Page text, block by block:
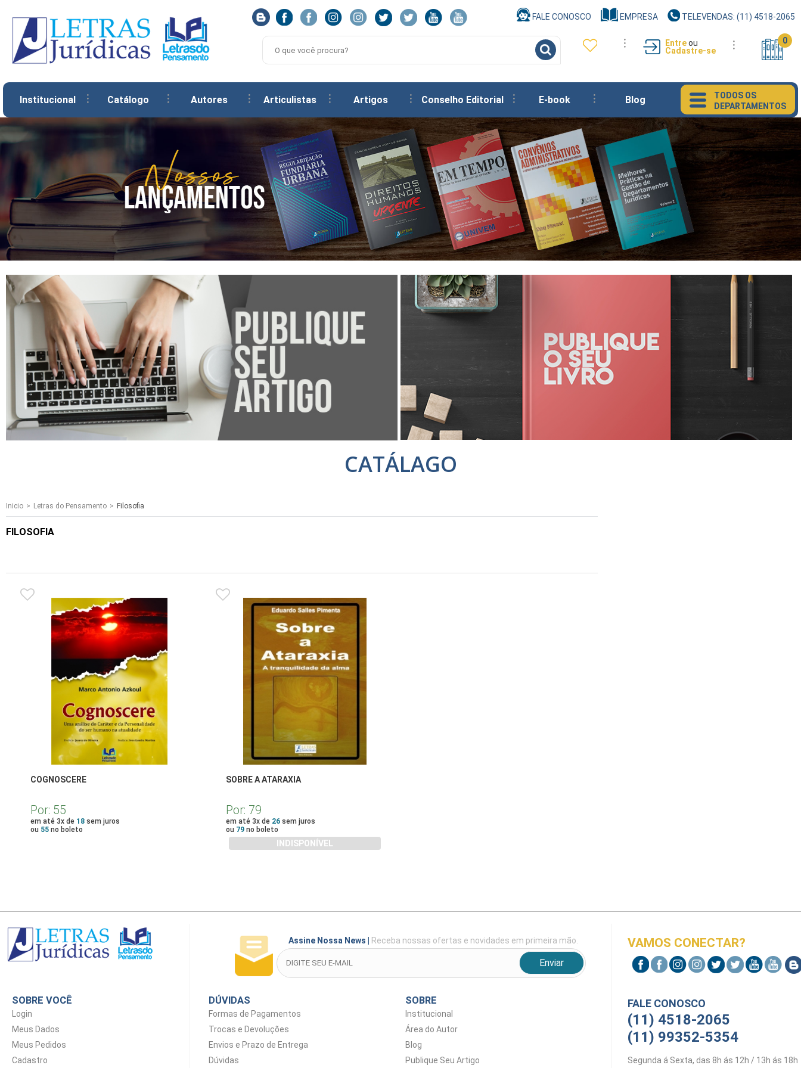
FALE CONOSCO EMPRESA TELEVENDAS: (11) 4518-2065
Entreou
Cadastre-se
0
Institucional Catálogo Autores Articulistas Artigos Conselho Editorial E-book Blog
TODOS OS
DEPARTAMENTOS
CATÁLAGO
Inicio Letras do Pensamento Filosofia
FILOSOFIA
COGNOSCERE
Por: 55
em até 3x de 18sem juros
ou 55no boleto
SOBRE A ATARAXIA
Por: 79
em até 3x de 26sem juros
ou 79no boleto
INDISPONÍVEL
Assine Nossa News Receba nossas ofertas e novidades em primeira mão.
SOBRE VOCÊ
Login
Meus Dados
Meus Pedidos
Cadastro
DÚVIDAS
Formas de Pagamentos
Trocas e Devoluções
Envios e Prazo de Entrega
Dúvidas
SOBRE
Institucional
Área do Autor
Blog
Publique Seu Artigo
VAMOS CONECTAR?
FALE CONOSCO
(11) 4518-2065
(11) 99352-5354
Segunda á Sexta, das 8h ás 12h / 13h ás 18h